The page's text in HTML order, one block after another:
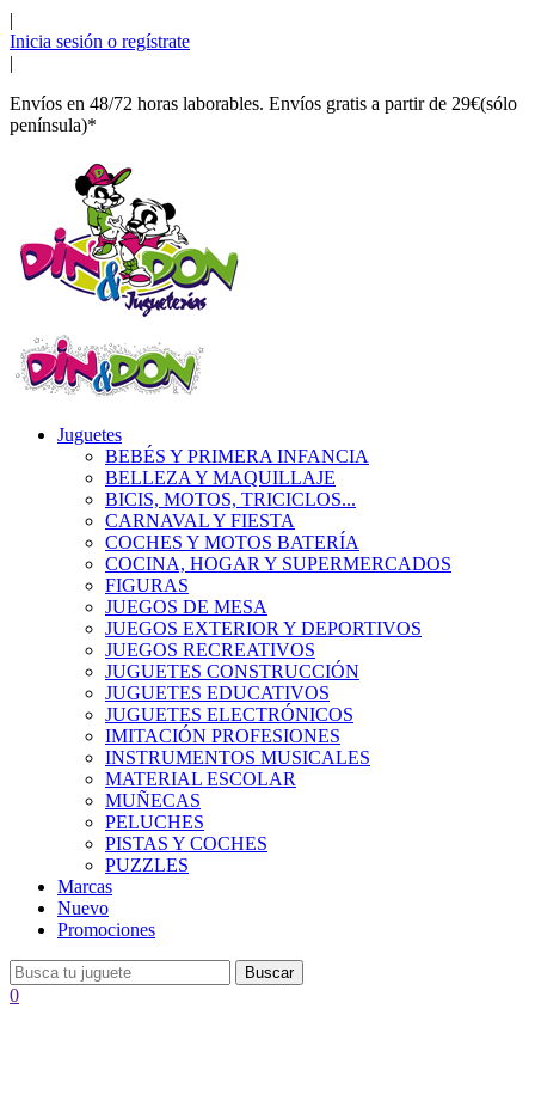
|
Inicia sesión o regístrate
|
Envíos en 48/72 horas laborables. Envíos gratis a partir de 29€(sólo
península)*
Juguetes
BEBÉS Y PRIMERA INFANCIA
BELLEZA Y MAQUILLAJE
BICIS, MOTOS, TRICICLOS...
CARNAVAL Y FIESTA
COCHES Y MOTOS BATERÍA
COCINA, HOGAR Y SUPERMERCADOS
FIGURAS
JUEGOS DE MESA
JUEGOS EXTERIOR Y DEPORTIVOS
JUEGOS RECREATIVOS
JUGUETES CONSTRUCCIÓN
JUGUETES EDUCATIVOS
JUGUETES ELECTRÓNICOS
IMITACIÓN PROFESIONES
INSTRUMENTOS MUSICALES
MATERIAL ESCOLAR
MUÑECAS
PELUCHES
PISTAS Y COCHES
PUZZLES
Marcas
Nuevo
Promociones
Buscar
0